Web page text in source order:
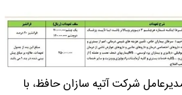
شرکت آتیه سازان حافظ، با